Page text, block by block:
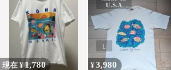
現在 ¥1,780 ¥3,980